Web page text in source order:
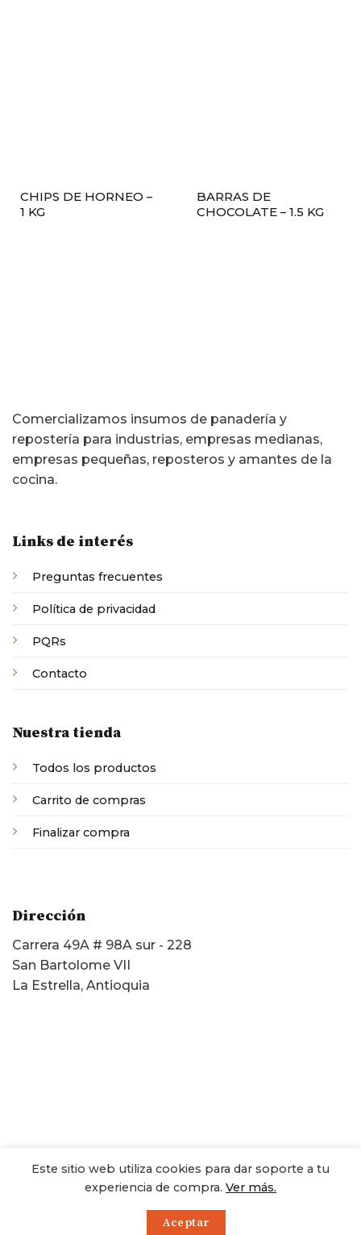
CHIPS DE HORNEO –
1 KG
BARRAS DE
CHOCOLATE – 1.5 KG
Comercializamos insumos de panadería y
repostería para industrias, empresas medianas,
empresas pequeñas, reposteros y amantes de la
cocina.
Links de interés
Preguntas frecuentes
Política de privacidad
PQRs
Contacto
Nuestra tienda
Todos los productos
Carrito de compras
Finalizar compra
Dirección
Carrera 49A # 98A sur - 228
San Bartolome VII
La Estrella, Antioquia
Copyright 2026 ©Insupan S.A.S.
Web design porggh
Este sitio web utiliza cookies para dar soporte a tu
experiencia de compra. Ver más.